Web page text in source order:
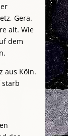
Gera.
alt. Wie
dem
aus Köln.
starb